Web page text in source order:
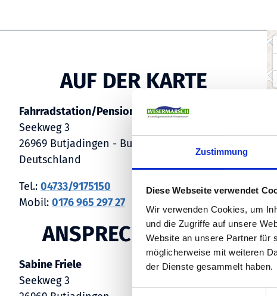
Zustimmung
Diese Webseite verwendet
Wir verwenden Cookies, um
und die Zugriffe auf unsere
Website an unsere Partner für
möglicherweise mit weiteren
der Dienste gesammelt haben.
AUF DER KARTE
Fahrradstation/Pension „Altes Zollhaus“
Seekweg 3
26969 Butjadingen - Burhave
Deutschland
Tel.: 04733/9175150
Mobil: 0176 965 297 27
ANSPRECHPERSON
Sabine Friele
Seekweg 3